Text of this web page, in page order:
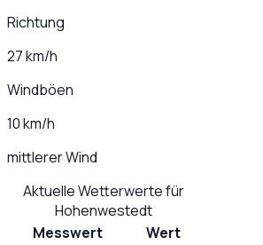
Richtung
27 km/h
Windböen
10 km/h
mittlerer Wind
Aktuelle Wetterwerte für
Hohenwestedt
Messwert
Wert